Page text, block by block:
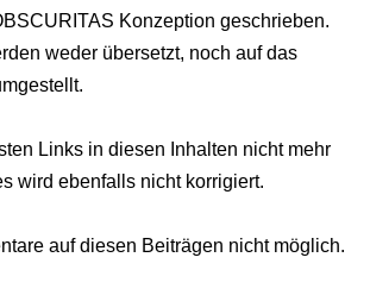
Konzeption geschrieben.
weder übersetzt, noch auf das
Links in diesen Inhalten nicht mehr
wird ebenfalls nicht korrigiert.
auf diesen Beiträgen nicht möglich.